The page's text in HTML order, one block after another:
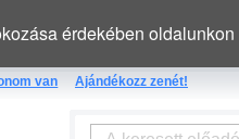
érdekében
van Ajándékozz zenét!